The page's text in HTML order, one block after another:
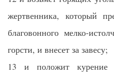
жертвенника, который
благовонного мелко-
горсти, и внесет за завесу;
13 и положит